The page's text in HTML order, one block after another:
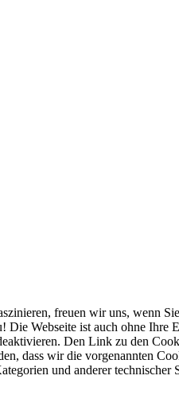
freuen wir uns, wenn
Die Webseite ist auch ohne
Den Link zu den
dass wir die vorgenannten
und anderer technischer